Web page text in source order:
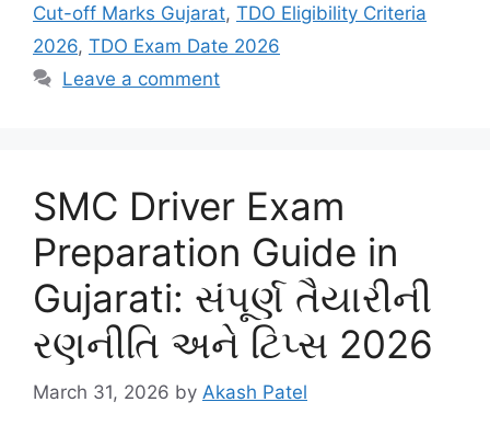
Cut-off Marks Gujarat, TDO Eligibility Criteria
2026, TDO Exam Date 2026
Leave a comment
SMC Driver Exam
Preparation Guide in
Gujarati: સંપૂર્ણ તૈયારીની
રણનીતિ અને ટિપ્સ 2026
March 31, 2026 by Akash Patel